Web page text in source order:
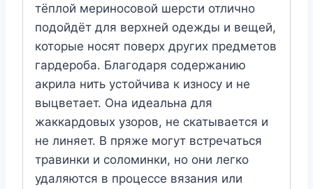
тёплой мериносовой шерсти отлично
подойдёт для верхней одежды и вещей,
которые носят поверх других предметов
гардероба. Благодаря содержанию
акрила нить устойчива к износу и не
выцветает. Она идеальна для
жаккардовых узоров, не скатывается и
не линяет. В пряже могут встречаться
травинки и соломинки, но они легко
удаляются в процессе вязания или